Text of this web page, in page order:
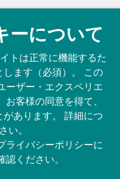
ークを操作する
合わせ命令
合わせ結果を利用する
コードモジュールを使
ネントで特殊な処理を実
できるようにする
ォーム
アプリケーション
anytime on your
ーについて
トは正常に機能するた
ます（必須）。 この
ーザー・エクスペリエ
客様の同意を得て、
あります。 詳細につ
い。
ライバシーポリシーに
認ください。